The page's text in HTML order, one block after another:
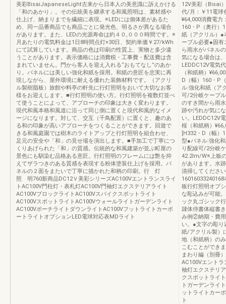
美彩BisaiJapaneseLight古来から日本人の美意識に訴えかける
「和のあかり」。その伝統美を継承する和風照明は、素材感や
仕上げ、納まりまでを繊細に表現。※LEDには個体差があるた
め、同一品番商品でも商品ごとに発光色、明るさが異なる場合
があります。また、LEDの光源寿命は約４０,０００時間です。※
月あたりの電気料金は1日8時間点灯×30日、契約単価￥27/kWh
にて試算しています。商品の色は印刷の性質上、実物と多少違
うことがあります。表示価格には消費税・工事費・配送費は含
まれていません。門から客人を迎え入れる“おもてなし”のあか
り。パネルには美しい強化和紙を採用。和紙の意匠を忠実に再
現しながら、屋外環境に耐える優れた装飾材料です。（アクリ
ル製樹脂板）旅館や料亭の軒先に行灯照明をおいて大切なお客
様をお迎えします。■行灯照明の使い方。行灯照明を複数灯並べ
て使うことによって、アプローチの印象は大きく変わります。
現代和風本格和風道に沿って同じ側に置くと現代和風的なイメ
ージになります。対して、交互（千鳥配置）に置くと、趣のあ
る和の印象が高いアプローチをつくることができます。回遊で
きる和風庭園では樹木のライトアップと行灯照明を組合わせ、
足元の安全や「和」の見せ場を演出します。■手加工で丁寧につ
くりあげられた「和」の質感。伝統的な和風建築が並ぶ町屋の
景色にも馴染む品格ある意匠。行灯照明のフレームには艶を抑
えてザラつきのある質感を表現する粉体塗装仕上げを採用。パ
ネルの２面をまたいで丁寧に描かれた和柄の印刷。行 灯
照 明760新商品DC12Ｖ美彩シリーズAC100Vエントランスライ
トAC100V門柱灯・表札灯AC100V門袖灯エクステリアライト
AC100VブロックライトAC100Vスパイクスポットライト
AC100VスポットライトAC100Vウォールライトガーデンライト
AC100VポーチライトダウンライトAC100Vフットライトカーポ
ートライトオプションLED電球対応表MDライト
12V美彩（Bisai
代/月：￥11電球
¥64,000消費電力
160・P（奥行）
紙（アクリル）
ーブル必要●固
ら雨水がパネル
気になる場合は
LEDDC12V電気
（和紙柄）
D（幅）160・P
ル:強化和紙（ア
可/2分岐ケーブ
のすき間から雨
跡や汚れが気に
い。LEDDC12V
桜（和紙柄）
[H332・D（幅）
型●パネル:強化
り配線可/2分岐
42.2lm/W※上板
があります。水
清掃してくださ
板行灯照明オプ
な彫込みが可能
ック丸ゴシック
隷体侍書体縦書
み例②納期・費
い。●文字の彫り
紙/アクリル製）
地（和紙柄）の
こむことができ
まわり編（別冊
AC100Vエントラ
袖灯エクステリ
クスポットライ
トガーデンライ
ットライトカー
ト